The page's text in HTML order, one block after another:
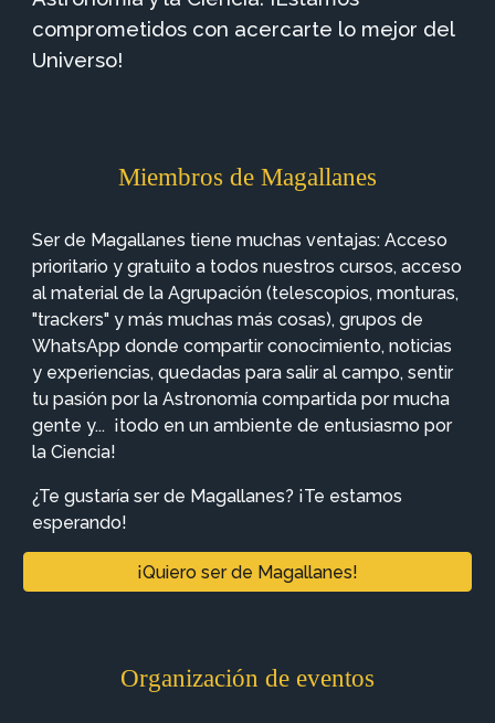
comprometidos con acercarte lo mejor del
Universo!
Miembros de Magallanes
Ser de Magallanes tiene muchas ventajas: Acceso
prioritario y gratuito a todos nuestros cursos, acceso
al material de la Agrupación (telescopios, monturas,
"trackers" y más muchas más cosas), grupos de
WhatsApp donde compartir conocimiento, noticias
y experiencias, quedadas para salir al campo, sentir
tu pasión por la Astronomía compartida por mucha
gente y... ¡todo en un ambiente de entusiasmo por
la Ciencia!
¿Te gustaría ser de Magallanes? ¡Te estamos
esperando!
¡Quiero ser de Magallanes!
Organización de eventos